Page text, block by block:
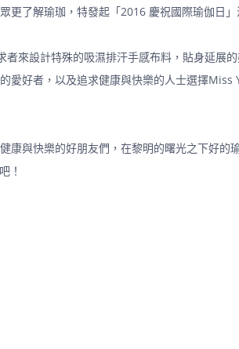
更了解瑜珈，特發起「2016 慶祝國際瑜伽日
來設計特殊的吸濕排汗手感布料，貼身延展
愛好者，以及追求健康與快樂的人士選擇Miss
康與快樂的好朋友們，在黎明的曙光之下好的
！